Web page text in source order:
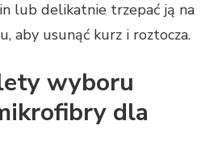
lub delikatnie trzepać ją na
aby usunąć kurz i roztocza.
wyboru
dla